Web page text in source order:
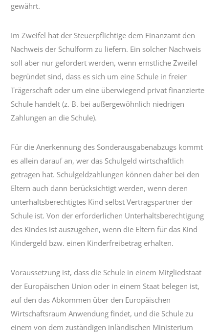
gewährt.
Im Zweifel hat der Steuerpflichtige dem Finanzamt den
Nachweis der Schulform zu liefern. Ein solcher Nachweis
soll aber nur gefordert werden, wenn ernstliche Zweifel
begründet sind, dass es sich um eine Schule in freier
Trägerschaft oder um eine überwiegend privat finanzierte
Schule handelt (z. B. bei außergewöhnlich niedrigen
Zahlungen an die Schule).
Für die Anerkennung des Sonderausgabenabzugs kommt
es allein darauf an, wer das Schulgeld wirtschaftlich
getragen hat. Schulgeldzahlungen können daher bei den
Eltern auch dann berücksichtigt werden, wenn deren
unterhaltsberechtigtes Kind selbst Vertragspartner der
Schule ist. Von der erforderlichen Unterhaltsberechtigung
des Kindes ist auszugehen, wenn die Eltern für das Kind
Kindergeld bzw. einen Kinderfreibetrag erhalten.
Voraussetzung ist, dass die Schule in einem Mitgliedstaat
der Europäischen Union oder in einem Staat belegen ist,
auf den das Abkommen über den Europäischen
Wirtschaftsraum Anwendung findet, und die Schule zu
einem von dem zuständigen inländischen Ministerium